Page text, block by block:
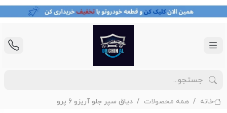
خانه همه محصولات دیاق سپر جلو آریزو 6 پرو